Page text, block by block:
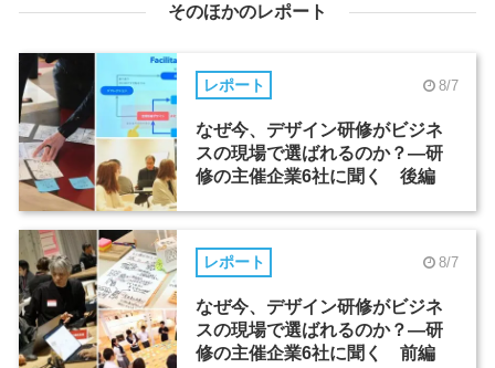
そのほかのレポート
レポート 8/7
なぜ今、デザイン研修がビジネ
スの現場で選ばれるのか？―研
修の主催企業6社に聞く 後編
レポート 8/7
なぜ今、デザイン研修がビジネ
スの現場で選ばれるのか？―研
修の主催企業6社に聞く 前編